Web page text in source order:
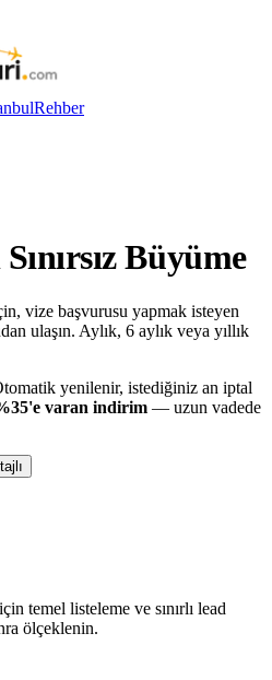
Rehber
Sınırsız Büyüme
vize başvurusu yapmak isteyen
ulaşın. Aylık, 6 aylık veya yıllık
yenilenir, istediğiniz an iptal
varan indirim — uzun vadede
temel listeleme ve sınırlı lead
ölçeklenin.